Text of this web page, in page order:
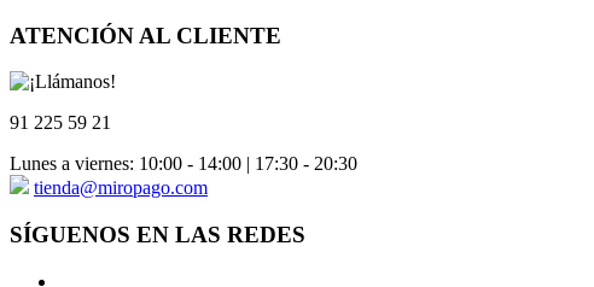
ATENCIÓN AL CLIENTE
91 225 59 21
Lunes a viernes: 10:00 - 14:00 | 17:30 - 20:30
tienda@miropago.com
SÍGUENOS EN LAS REDES